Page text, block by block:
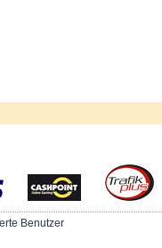
Benutzer